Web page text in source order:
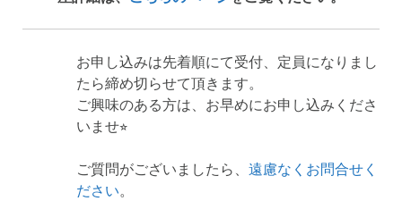
お申し込みは先着順にて受付、定員になりまし
たら締め切らせて頂きます。
ご興味のある方は、お早めにお申し込みくださ
いませ⭐︎
ご質問がございましたら、 遠慮なくお問合せく
ださい。